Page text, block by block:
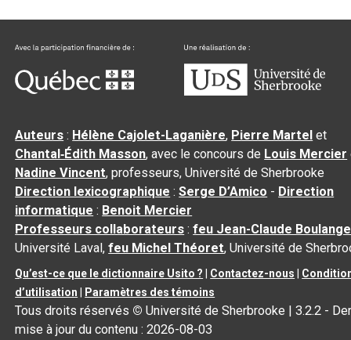
Auteurs : Hélène Cajolet-Laganière, Pierre Martel et
Chantal‑Édith Masson, avec le concours de Louis Mercier
Nadine Vincent, professeurs, Université de Sherbrooke
Direction lexicographique :Serge D’Amico - Direction
informatique : Benoit Mercier
Professeurs collaborateurs :feu Jean-Claude
Université Laval,feu Michel Théoret, Université de
Qu’est-ce que le dictionnaire Usito ? Contactez-nous
d’utilisation
Paramètres des témoins
Tous droits réservés © Université de Sherbrooke |3.2.2 -
mise à jour du contenu :2026-08-03